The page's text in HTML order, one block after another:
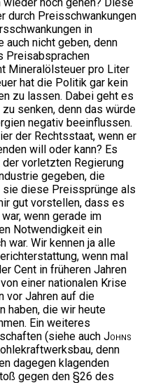
durch Preisschwankungen
in
nicht geben, denn
Preisabsprachen
Mineralölsteuer pro Liter
hat die Politik gar kein
zu lassen. Dabei geht es
senken, denn das würde
negativ beeinflussen.
der Rechtsstaat, wenn er
will oder kann? Es
vorletzten Regierung
gegeben, die
diese Preissprünge als
gut vorstellen, dass es
wenn gerade im
Notwendigkeit ein
war. Wir kennen ja alle
wenn mal
Cent in früheren Jahren
einer nationalen Krise
vor Jahren auf die
haben, die wir heute
Ein weiteres
(siehe auch Johns
denn
dagegen klagenden
gegen den §26 des